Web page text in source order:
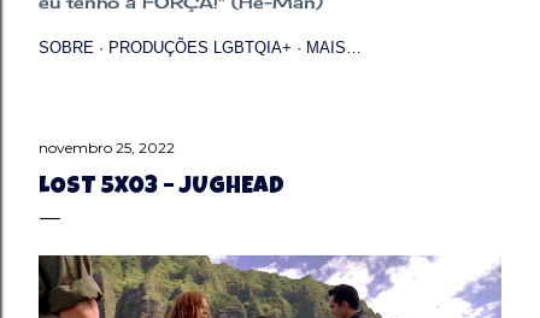
SOBRE PRODUÇÕES LGBTQIA+ MAIS…
novembro 25, 2022
LOST 5X03 – JUGHEAD